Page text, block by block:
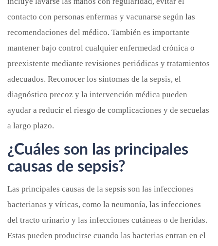
contacto con personas enfermas y vacunarse según las
recomendaciones del médico. También es importante
mantener bajo control cualquier enfermedad crónica o
preexistente mediante revisiones periódicas y tratamientos
adecuados. Reconocer los síntomas de la sepsis, el
diagnóstico precoz y la intervención médica pueden
ayudar a reducir el riesgo de complicaciones y de secuelas
a largo plazo.
¿Cuáles son las principales
causas de sepsis?
Las principales causas de la sepsis son las infecciones
bacterianas y víricas, como la neumonía, las infecciones
del tracto urinario y las infecciones cutáneas o de heridas.
Estas pueden producirse cuando las bacterias entran en el